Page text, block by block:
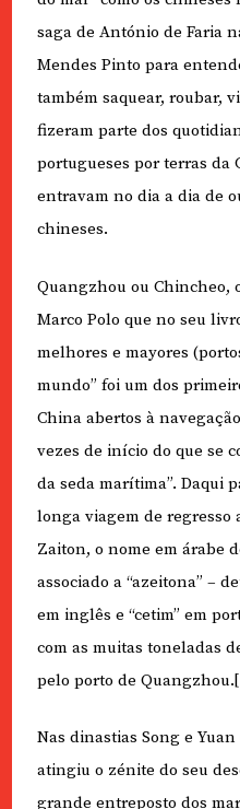
saga de António de Faria
Mendes Pinto para
também saquear, roubar,
fizeram parte dos
portugueses por terras da
entravam no dia a dia de
chineses.
Quangzhou ou Chincheo,
Marco Polo que no seu
melhores e mayores
mundo” foi um dos
China abertos à
vezes de início do que se
da seda marítima”. Daqui
longa viagem de regresso
Zaiton, o nome em árabe
associado a “azeitona” –
em inglês e “cetim” em
com as muitas toneladas
pelo porto de
Nas dinastias Song e
atingiu o zénite do seu
grande entreposto dos